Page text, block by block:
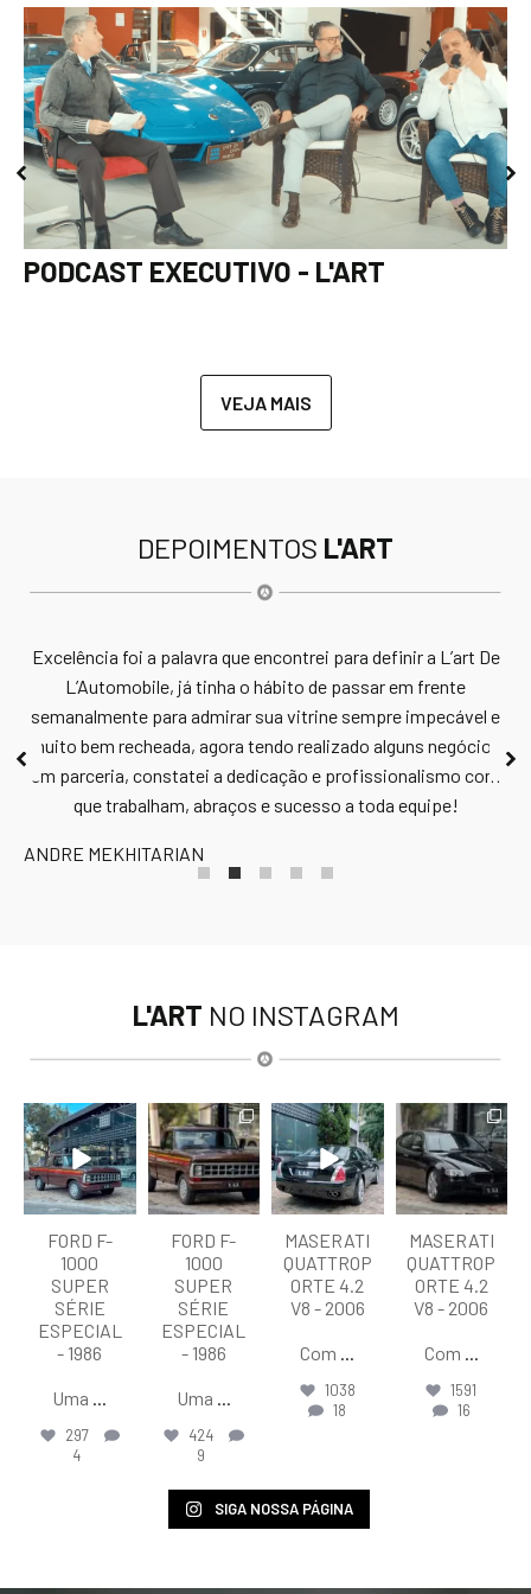
PODCAST EXECUTIVO - L'ART
VEJA MAIS
DEPOIMENTOS L'ART
Excelência foi a palavra que encontrei para definir a L’art De
L’Automobile, já tinha o hábito de passar em frente
semanalmente para admirar sua vitrine sempre impecável e
muito bem recheada, agora tendo realizado alguns negócios
em parceria, constatei a dedicação e profissionalismo com
que trabalham, abraços e sucesso a toda equipe!
ANDRE MEKHITARIAN
L'ART NO INSTAGRAM
lart.br
Ago 7
FORD F-
1000
SUPER
SÉRIE
ESPECIAL
- 1986
Uma ...
297
4
lart.br
Ago 7
FORD F-
1000
SUPER
SÉRIE
ESPECIAL
- 1986
Uma ...
424
9
lart.br
Ago 6
MASERATI
QUATTROP
ORTE 4.2
V8 - 2006
Com ...
1038
18
lart.br
Ago 6
MASERATI
QUATTROP
ORTE 4.2
V8 - 2006
Com ...
1591
16
SIGA NOSSA PÁGINA